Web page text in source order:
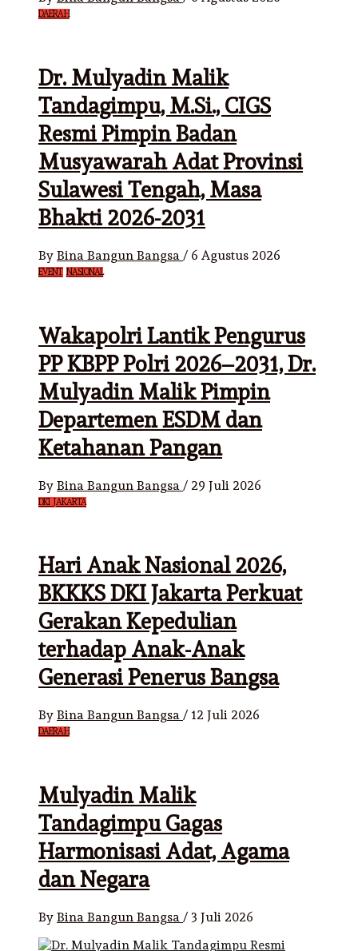
DAERAH
Dr. Mulyadin Malik
Tandagimpu, M.Si., CIGS
Resmi Pimpin Badan
Musyawarah Adat Provinsi
Sulawesi Tengah, Masa
Bhakti 2026-2031
By Bina Bangun Bangsa / 6 Agustus 2026
EVENT NASIONAL
Wakapolri Lantik Pengurus
PP KBPP Polri 2026–2031, Dr.
Mulyadin Malik Pimpin
Departemen ESDM dan
Ketahanan Pangan
By Bina Bangun Bangsa / 29 Juli 2026
DKI JAKARTA
Hari Anak Nasional 2026,
BKKKS DKI Jakarta Perkuat
Gerakan Kepedulian
terhadap Anak-Anak
Generasi Penerus Bangsa
By Bina Bangun Bangsa / 12 Juli 2026
DAERAH
Mulyadin Malik
Tandagimpu Gagas
Harmonisasi Adat, Agama
dan Negara
By Bina Bangun Bangsa / 3 Juli 2026